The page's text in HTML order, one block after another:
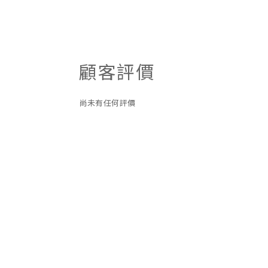
顧客評價
尚未有任何評價